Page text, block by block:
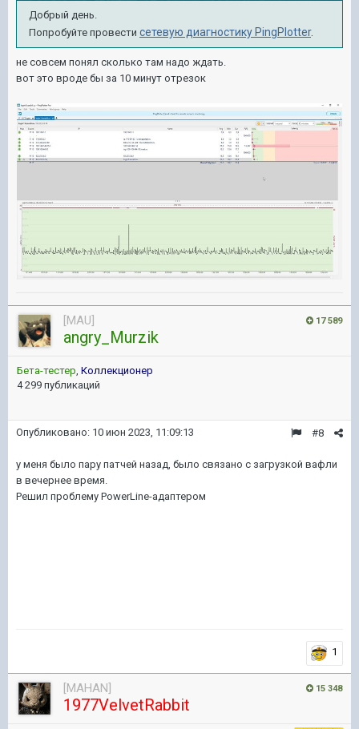
Добрый день.
Попробуйте провести сетевую диагностику PingPlotter.
не совсем понял сколько там надо ждать.
вот это вроде бы за 10 минут отрезок
17 589
[MAU]
angry_Murzik
Бета-тестер, Коллекционер
4 299 публикаций
#8
Опубликовано: 10 июн 2023, 11:09:13
у меня было пару патчей назад, было связано с загрузкой вафли
в вечернее время.
Решил проблему PowerLine-адаптером
1
15 348
[MAHAN]
1977VelvetRabbit